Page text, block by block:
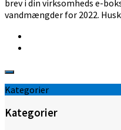
brev i din virksomheds e-
vandmængder for 2022.
Kategorier
Kategorier